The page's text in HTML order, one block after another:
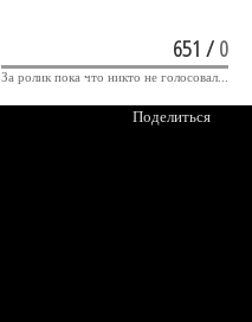
Поделиться
651 /0
За ролик пока что никто не голосовал...